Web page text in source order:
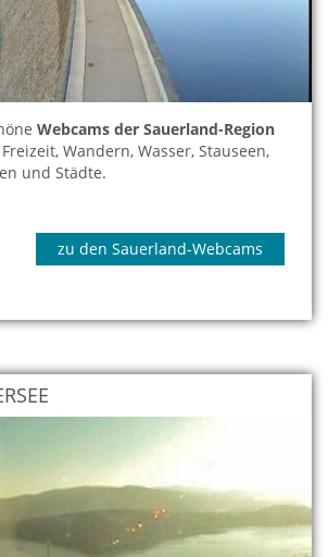
Webcams der Sauerland-Region
Wandern, Wasser, Stauseen,
und Städte.
zu den Sauerland-Webcams